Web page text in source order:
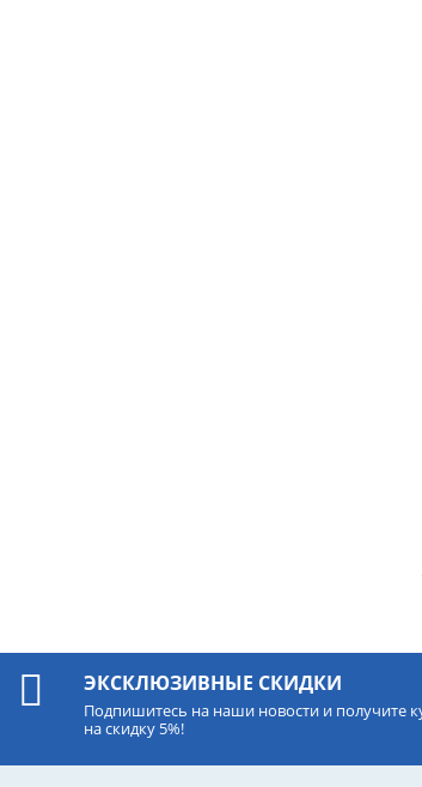
ЭКСКЛЮЗИВНЫЕ СКИДКИ
Подпишитесь на наши новости и получите
на скидку 5%!